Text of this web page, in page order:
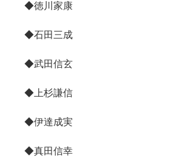
◆徳川家康
◆石田三成
◆武田信玄
◆上杉謙信
◆伊達成実
◆真田信幸